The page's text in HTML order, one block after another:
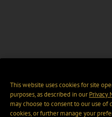
This website uses cookies for site
purposes, as described in ourPrivacy
may choose to consent to our use of
cookies, or further manage your